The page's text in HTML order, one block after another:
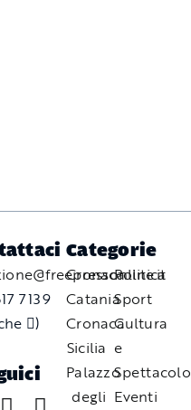
7139
)
Categorie
Cronaca
Catania
Cronaca
Sicilia
Palazzo
degli
Politica
Sport
Cultura
e
Spettacolo
Eventi